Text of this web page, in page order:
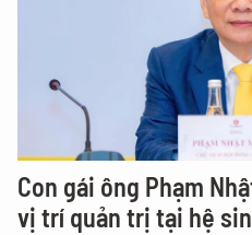
Con gái ông Phạm
vị trí quản trị tại hệ